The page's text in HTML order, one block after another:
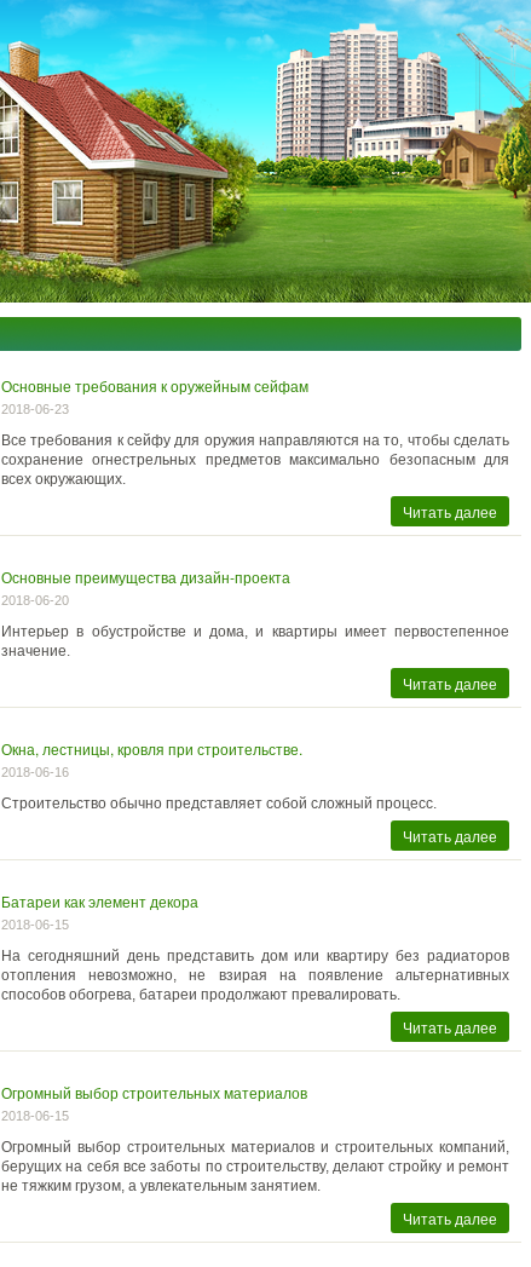
Основные требования к оружейным сейфам
2018-06-23
Все требования к сейфу для оружия направляются на то, чтобы сделать
сохранение огнестрельных предметов максимально безопасным для
всех окружающих.
Читать далее
Основные преимущества дизайн-проекта
2018-06-20
Интерьер в обустройстве и дома, и квартиры имеет первостепенное
значение.
Читать далее
Окна, лестницы, кровля при строительстве.
2018-06-16
Строительство обычно представляет собой сложный процесс.
Читать далее
Батареи как элемент декора
2018-06-15
На сегодняшний день представить дом или квартиру без радиаторов
отопления невозможно, не взирая на появление альтернативных
способов обогрева, батареи продолжают превалировать.
Читать далее
Огромный выбор строительных материалов
2018-06-15
Огромный выбор строительных материалов и строительных компаний,
берущих на себя все заботы по строительству, делают стройку и ремонт
не тяжким грузом, а увлекательным занятием.
Читать далее